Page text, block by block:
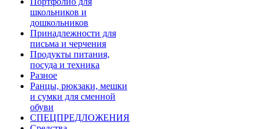
школьников и
дошкольников
Принадлежности для
письма и черчения
Продукты питания,
посуда и техника
Разное
Ранцы, рюкзаки, мешки
и сумки для сменной
обуви
СПЕЦПРЕДЛОЖЕНИЯ